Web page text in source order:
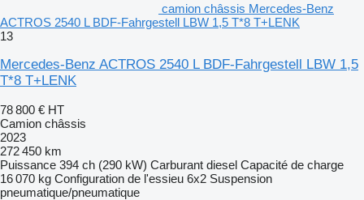
camion châssis Mercedes-Benz
ACTROS 2540 L BDF-Fahrgestell LBW 1,5 T*8 T+LENK
13
Mercedes-Benz ACTROS 2540 L BDF-Fahrgestell LBW 1,5
T*8 T+LENK
78 800 € HT
Camion châssis
2023
272 450 km
Puissance 394 ch (290 kW) Carburant diesel Capacité de charge
16 070 kg Configuration de l'essieu 6x2 Suspension
pneumatique/pneumatique